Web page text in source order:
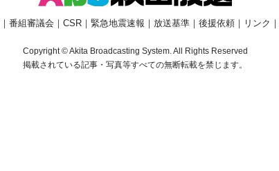
｜ 番組審議会 ｜ CSR｜ 緊急地震速報 ｜ 放送基準｜ 後援依頼｜ リンク ｜
Copyright © Akita Broadcasting System. All Rights Reserved
掲載されている記事・写真等すべての無断転載を禁じます。